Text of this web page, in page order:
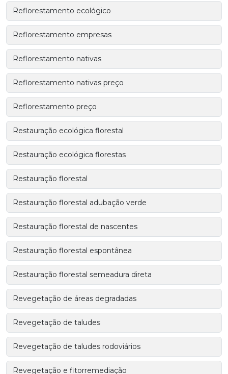
Reflorestamento ecológico
Reflorestamento empresas
Reflorestamento nativas
Reflorestamento nativas preço
Reflorestamento preço
Restauração ecológica florestal
Restauração ecológica florestas
Restauração florestal
Restauração florestal adubação verde
Restauração florestal de nascentes
Restauração florestal espontânea
Restauração florestal semeadura direta
Revegetação de áreas degradadas
Revegetação de taludes
Revegetação de taludes rodoviários
Revegetação e fitorremediação